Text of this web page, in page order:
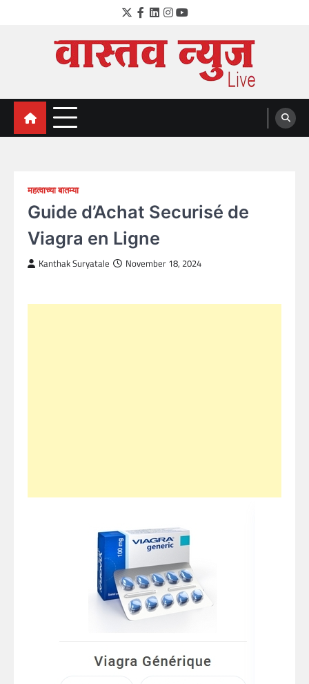
Twitter
Facebook
LinkedIn
Instagram
YouTube
VastavNEWSLive.com
a leading NEWS portal of Maharahstra
महत्वाच्या बातम्या
Guide d’Achat Securisé de
Viagra en Ligne
Kanthak Suryatale November 18, 2024